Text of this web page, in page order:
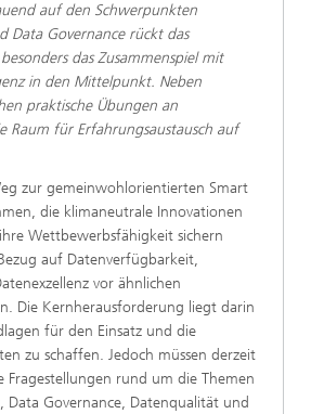
auf den Schwerpunkten
Data Governance rückt das
das Zusammenspiel mit
in den Mittelpunkt. Neben
praktische Übungen an
Raum für Erfahrungsaustausch auf
zur gemeinwohlorientierten Smart
die klimaneutrale Innovationen
Wettbewerbsfähigkeit sichern
auf Datenverfügbarkeit,
vor ähnlichen
Die Kernherausforderung liegt darin
für den Einsatz und die
zu schaffen. Jedoch müssen derzeit
Fragestellungen rund um die Themen
Data Governance, Datenqualität und